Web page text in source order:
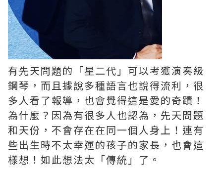
有先天問題的「星二代」可以考獲演奏級
鋼琴，而且據說多種語言也說得流利，很
多人看了報導，也會覺得這是愛的奇蹟！
為什麼？因為有很多人也認為，先天問題
和天份，不會存在在同一個人身上！連有
些出生時不太幸運的孩子的家長，也會這
樣想！如此想法太「傳統」了。 ​​​